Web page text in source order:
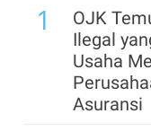
1
OJK
Ilegal
Usaha
Asuransi